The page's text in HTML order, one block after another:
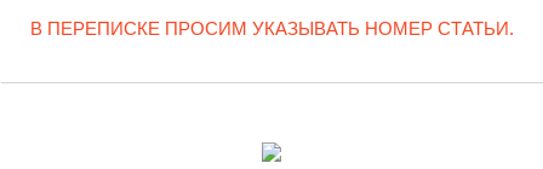
В ПЕРЕПИСКЕ ПРОСИМ УКАЗЫВАТЬ НОМЕР СТАТЬИ.